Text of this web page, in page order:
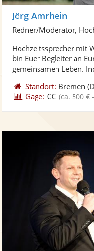
Jörg Amrhein
Redner/Moderator,
Hochzeitssprecher mit
bin Euer Begleiter an
gemeinsamen Leben.
Standort: Bremen
Gage: €€ (ca. 500 €